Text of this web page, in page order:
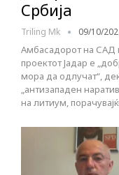
Србија
Triling Mk 09/10/
Амбасадорот на САД
проектот Јадар е
мора да одлучат“,
„антизападен
на литиум,